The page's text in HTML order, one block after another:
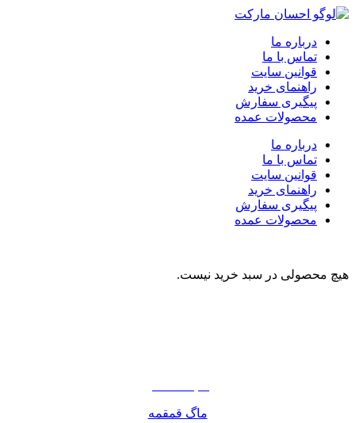
درباره ما
تماس با ما
قوانین سایت
راهنمای خرید
پیگیری سفارش
محصولات عمده
درباره ما
تماس با ما
قوانین سایت
راهنمای خرید
پیگیری سفارش
محصولات عمده
هیچ محصولی در سبد خرید نیست.
ماگ قمقمه